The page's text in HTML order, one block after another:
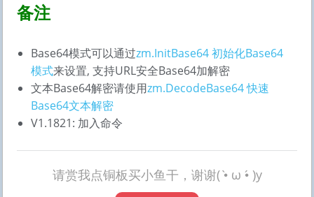
备注
Base64模式可以通过zm.InitBase64 初始化Base64
模式来设置, 支持URL安全Base64加解密
文本Base64解密请使用zm.DecodeBase64 快速
Base64文本解密
V1.1821: 加入命令
请赏我点铜板买小鱼干，谢谢( •̀ ω •́ )y